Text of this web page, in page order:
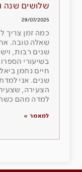
שלושים שנה
29/07/2025
כמה זמן צריך
שאלה טובה.
שנים רבות,
בשיעורי
חיים נחמן
שנים. אני
הצעירה,
למדה מהם
למאמר »